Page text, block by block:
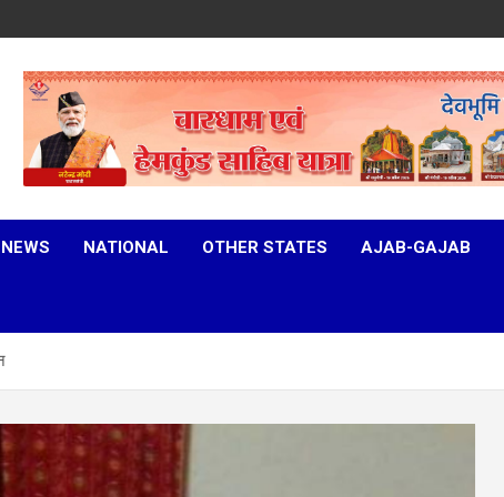
NATIONAL OTHER STATES AJAB-GAJAB